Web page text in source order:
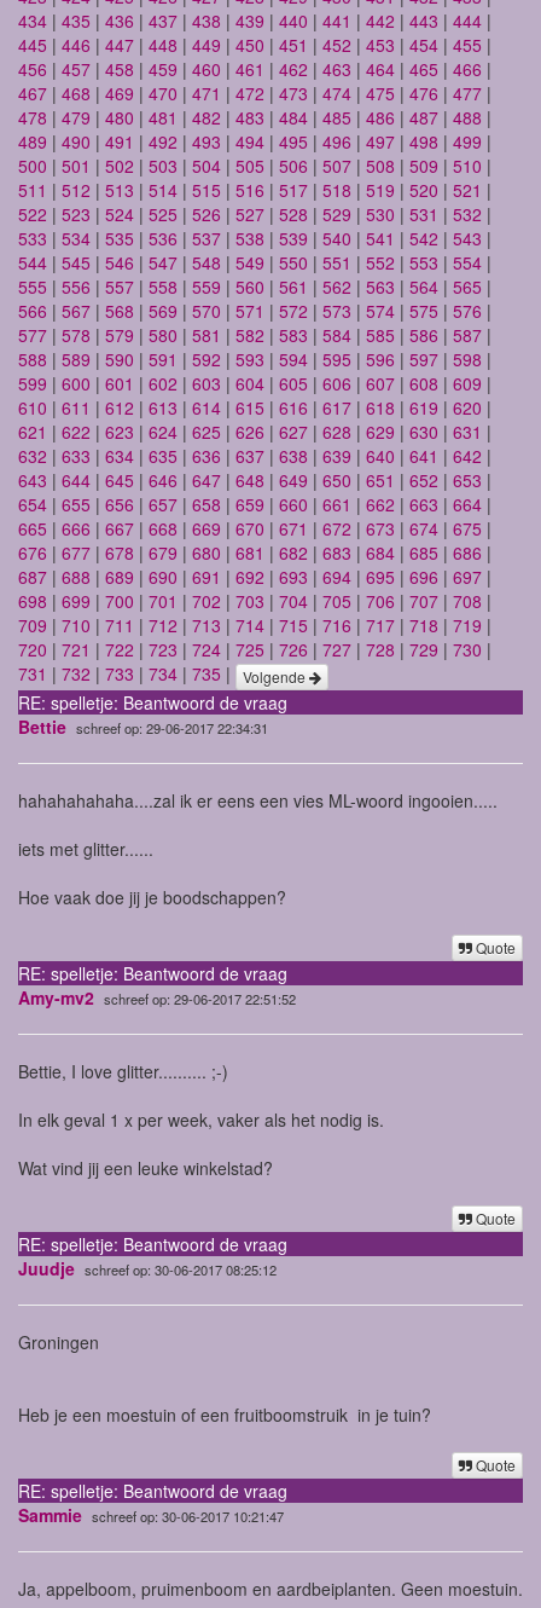
434 | 435 | 436 | 437 | 438 | 439 | 440 | 441 | 442 | 443 | 444 |
445 | 446 | 447 | 448 | 449 | 450 | 451 | 452 | 453 | 454 | 455 |
456 | 457 | 458 | 459 | 460 | 461 | 462 | 463 | 464 | 465 | 466 |
467 | 468 | 469 | 470 | 471 | 472 | 473 | 474 | 475 | 476 | 477 |
478 | 479 | 480 | 481 | 482 | 483 | 484 | 485 | 486 | 487 | 488 |
489 | 490 | 491 | 492 | 493 | 494 | 495 | 496 | 497 | 498 | 499 |
500 | 501 | 502 | 503 | 504 | 505 | 506 | 507 | 508 | 509 | 510 |
511 | 512 | 513 | 514 | 515 | 516 | 517 | 518 | 519 | 520 | 521 |
522 | 523 | 524 | 525 | 526 | 527 | 528 | 529 | 530 | 531 | 532 |
533 | 534 | 535 | 536 | 537 | 538 | 539 | 540 | 541 | 542 | 543 |
544 | 545 | 546 | 547 | 548 | 549 | 550 | 551 | 552 | 553 | 554 |
555 | 556 | 557 | 558 | 559 | 560 | 561 | 562 | 563 | 564 | 565 |
566 | 567 | 568 | 569 | 570 | 571 | 572 | 573 | 574 | 575 | 576 |
577 | 578 | 579 | 580 | 581 | 582 | 583 | 584 | 585 | 586 | 587 |
588 | 589 | 590 | 591 | 592 | 593 | 594 | 595 | 596 | 597 | 598 |
599 | 600 | 601 | 602 | 603 | 604 | 605 | 606 | 607 | 608 | 609 |
610 | 611 | 612 | 613 | 614 | 615 | 616 | 617 | 618 | 619 | 620 |
621 | 622 | 623 | 624 | 625 | 626 | 627 | 628 | 629 | 630 | 631 |
632 | 633 | 634 | 635 | 636 | 637 | 638 | 639 | 640 | 641 | 642 |
643 | 644 | 645 | 646 | 647 | 648 | 649 | 650 | 651 | 652 | 653 |
654 | 655 | 656 | 657 | 658 | 659 | 660 | 661 | 662 | 663 | 664 |
665 | 666 | 667 | 668 | 669 | 670 | 671 | 672 | 673 | 674 | 675 |
676 | 677 | 678 | 679 | 680 | 681 | 682 | 683 | 684 | 685 | 686 |
687 | 688 | 689 | 690 | 691 | 692 | 693 | 694 | 695 | 696 | 697 |
698 | 699 | 700 | 701 | 702 | 703 | 704 | 705 | 706 | 707 | 708 |
709 | 710 | 711 | 712 | 713 | 714 | 715 | 716 | 717 | 718 | 719 |
720 | 721 | 722 | 723 | 724 | 725 | 726 | 727 | 728 | 729 | 730 |
731 | 732 | 733 | 734 | 735 | Volgende
RE: spelletje: Beantwoord de vraag
Bettie schreef op: 29-06-2017 22:34:31
hahahahahaha....zal ik er eens een vies ML-woord ingooien.....
iets met glitter......
Hoe vaak doe jij je boodschappen?
Quote
RE: spelletje: Beantwoord de vraag
Amy-mv2 schreef op: 29-06-2017 22:51:52
Bettie, I love glitter.......... ;-)
In elk geval 1 x per week, vaker als het nodig is.
Wat vind jij een leuke winkelstad?
Quote
RE: spelletje: Beantwoord de vraag
Juudje schreef op: 30-06-2017 08:25:12
Groningen
Heb je een moestuin of een fruitboomstruik in je tuin?
Quote
RE: spelletje: Beantwoord de vraag
Sammie schreef op: 30-06-2017 10:21:47
Ja, appelboom, pruimenboom en aardbeiplanten. Geen moestuin.